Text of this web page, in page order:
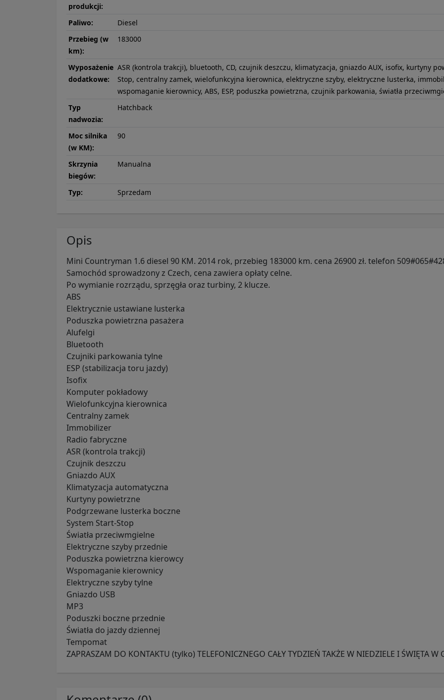
produkcji:
Paliwo:
Diesel
Przebieg (w
km):
183000
Wyposażenie
dodatkowe:
ASR (kontrola trakcji), bluetooth, CD, czujnik deszczu, klimatyzacja, gniazdo AUX, isofix, kurtyny
Stop, centralny zamek, wielofunkcyjna kierownica, elektryczne szyby, elektryczne lusterka,
wspomaganie kierownicy, ABS, ESP, poduszka powietrzna, czujnik parkowania, światła
Typ
nadwozia:
Hatchback
Moc silnika
(w KM):
90
Skrzynia
biegów:
Manualna
Typ: Sprzedam
Opis
Mini Countryman 1.6 diesel 90 KM. 2014 rok, przebieg 183000 km. cena 26900 zł. telefon
Samochód sprowadzony z Czech, cena zawiera opłaty celne.
Po wymianie rozrządu, sprzęgła oraz turbiny, 2 klucze.
ABS
Elektrycznie ustawiane lusterka
Poduszka powietrzna pasażera
Alufelgi
Bluetooth
Czujniki parkowania tylne
ESP (stabilizacja toru jazdy)
Isofix
Komputer pokładowy
Wielofunkcyjna kierownica
Centralny zamek
Immobilizer
Radio fabryczne
ASR (kontrola trakcji)
Czujnik deszczu
Gniazdo AUX
Klimatyzacja automatyczna
Kurtyny powietrzne
Podgrzewane lusterka boczne
System Start-Stop
Światła przeciwmgielne
Elektryczne szyby przednie
Poduszka powietrzna kierowcy
Wspomaganie kierownicy
Elektryczne szyby tylne
Gniazdo USB
MP3
Poduszki boczne przednie
Światła do jazdy dziennej
Tempomat
ZAPRASZAM DO KONTAKTU (tylko) TELEFONICZNEGO CAŁY TYDZIEŃ TAKŻE W NIEDZIELE I ŚWIĘTA